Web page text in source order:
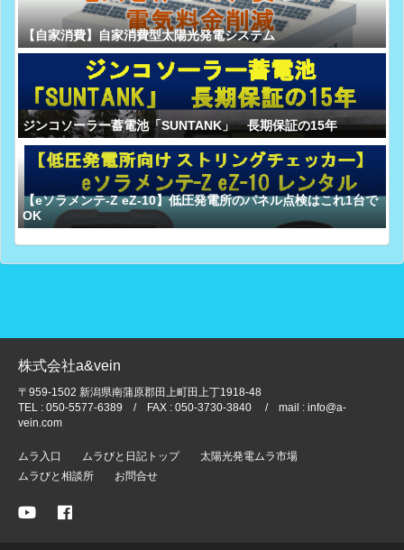
【自家消費】自家消費型太陽光発電システム
ジンコソーラー蓄電池「SUNTANK」 長期保証の15年
【eソラメンテ-Z eZ-10】低圧発電所のパネル点検はこれ1台で
OK
株式会社a&vein
〒959-1502 新潟県南蒲原郡田上町田上丁1918-48
TEL : 050-5577-6389 / FAX : 050-3730-3840 / mail : info@a-
vein.com
ムラ入口 ムラびと日記トップ
太陽光発電ムラ市場
ムラびと相談所
お問合せ